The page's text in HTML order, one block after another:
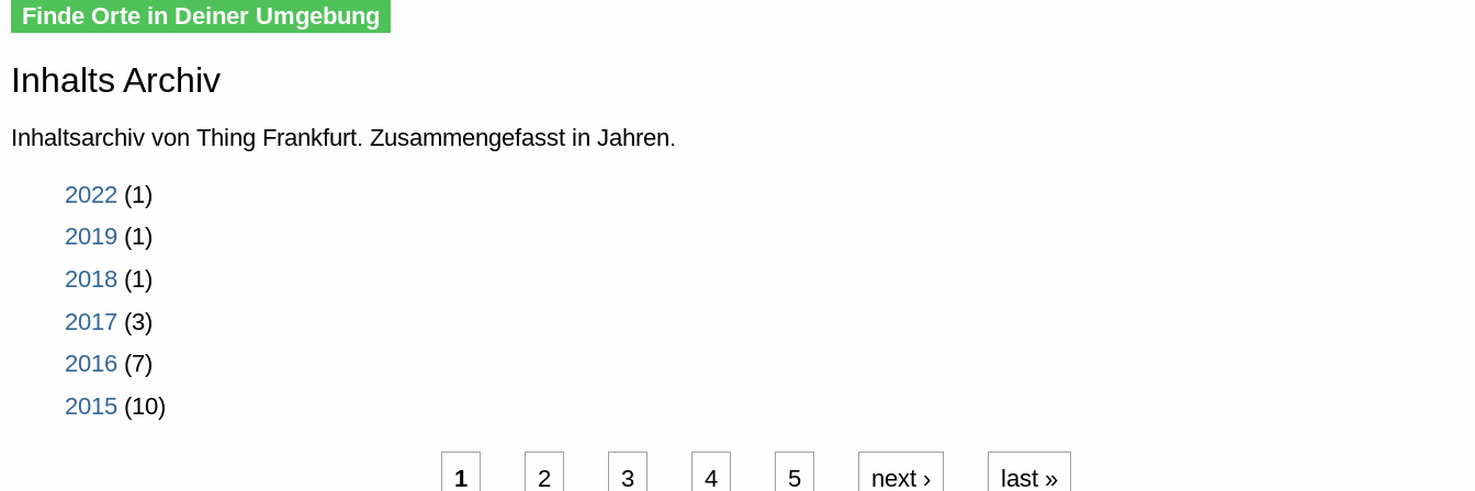
Finde Orte in Deiner Umgebung
Inhalts Archiv
Inhaltsarchiv von Thing Frankfurt. Zusammengefasst in Jahren.
2022 (1)
2019(1)
2018(1)
2017(3)
2016(7)
2015(10)
1 2 3 4 5 next › last »